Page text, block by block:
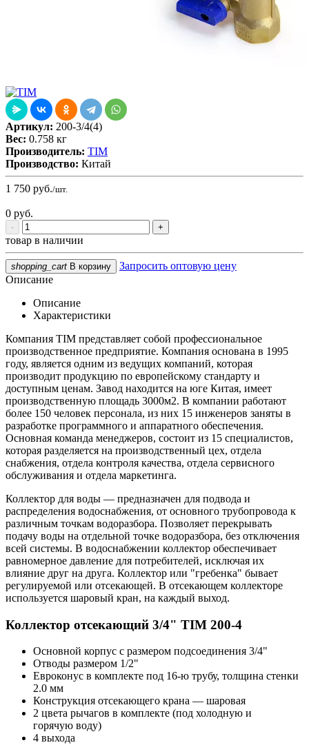
Артикул: 200-3/4(4)
Вес: 0.758 кг
Производитель: TIM
Производство: Китай
1 750 руб./шт.
0 руб.
- +
товар в наличии
shopping_cart В корзину
Запросить оптовую цену
Описание
Описание
Характеристики
Компания TIM представляет собой профессиональное
производственное предприятие. Компания основана в 1995
году, является одним из ведущих компаний, которая
производит продукцию по европейскому стандарту и
доступным ценам. Завод находится на юге Китая, имеет
производственную площадь 3000м2. В компании работают
более 150 человек персонала, из них 15 инженеров заняты в
разработке программного и аппаратного обеспечения.
Основная команда менеджеров, состоит из 15 специалистов,
которая разделяется на производственный цех, отдела
снабжения, отдела контроля качества, отдела сервисного
обслуживания и отдела маркетинга.
Коллектор для воды ― предназначен для подвода и
распределения водоснабжения, от основного трубопровода к
различным точкам водоразбора. Позволяет перекрывать
подачу воды на отдельной точке водоразбора, без отключения
всей системы. В водоснабжении коллектор обеспечивает
равномерное давление для потребителей, исключая их
влияние друг на друга. Коллектор или "гребенка" бывает
регулируемой или отсекающей. В отсекающем коллекторе
используется шаровый кран, на каждый выход.
Коллектор отсекающий 3/4" TIM 200-4
Основной корпус с размером подсоединения 3/4"
Отводы размером 1/2"
Евроконус в комплекте под 16-ю трубу, толщина стенки
2.0 мм
Конструкция отсекающего крана ― шаровая
2 цвета рычагов в комплекте (под холодную и
горячую воду)
4 выхода